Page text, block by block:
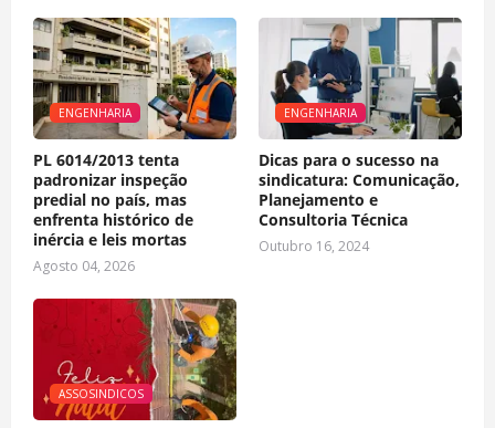
ENGENHARIA
PL 6014/2013 tenta
padronizar inspeção
predial no país, mas
enfrenta histórico de
inércia e leis mortas
Agosto 04, 2026
ENGENHARIA
Dicas para o sucesso na
sindicatura: Comunicação,
Planejamento e
Consultoria Técnica
Outubro 16, 2024
ASSOSINDICOS